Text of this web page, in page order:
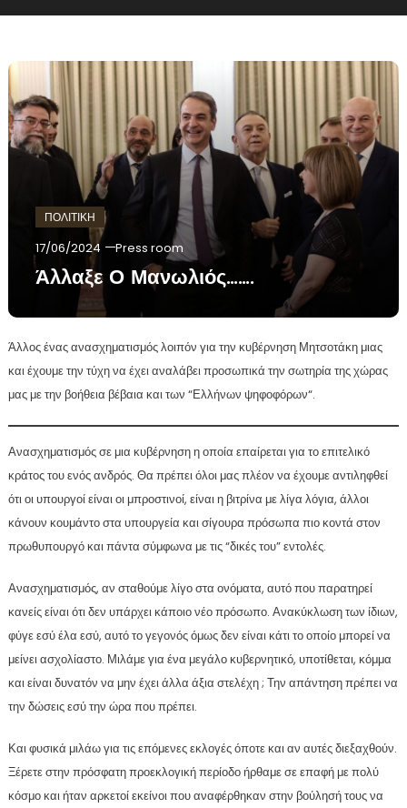
ΠΟΛΙΤΙΚΗ
17/06/2024 Press room
Άλλαξε Ο Μανωλιός…….
Άλλος ένας ανασχηματισμός λοιπόν για την κυβέρνηση Μητσοτάκη μιας
και έχουμε την τύχη να έχει αναλάβει προσωπικά την σωτηρία της χώρας
μας με την βοήθεια βέβαια και των “Ελλήνων ψηφοφόρων“.
Ανασχηματισμός σε μια κυβέρνηση η οποία επαίρεται για το επιτελικό
κράτος του ενός ανδρός. Θα πρέπει όλοι μας πλέον να έχουμε αντιληφθεί
ότι οι υπουργοί είναι οι μπροστινοί, είναι η βιτρίνα με λίγα λόγια, άλλοι
κάνουν κουμάντο στα υπουργεία και σίγουρα πρόσωπα πιο κοντά στον
πρωθυπουργό και πάντα σύμφωνα με τις “δικές του” εντολές.
Ανασχηματισμός, αν σταθούμε λίγο στα ονόματα, αυτό που παρατηρεί
κανείς είναι ότι δεν υπάρχει κάποιο νέο πρόσωπο. Ανακύκλωση των ίδιων,
φύγε εσύ έλα εσύ, αυτό το γεγονός όμως δεν είναι κάτι το οποίο μπορεί να
μείνει ασχολίαστο. Μιλάμε για ένα μεγάλο κυβερνητικό, υποτίθεται, κόμμα
και είναι δυνατόν να μην έχει άλλα άξια στελέχη ; Την απάντηση πρέπει να
την δώσεις εσύ την ώρα που πρέπει.
Και φυσικά μιλάω για τις επόμενες εκλογές όποτε και αν αυτές διεξαχθούν.
Ξέρετε στην πρόσφατη προεκλογική περίοδο ήρθαμε σε επαφή με πολύ
κόσμο και ήταν αρκετοί εκείνοι που αναφέρθηκαν στην βούλησή τους να